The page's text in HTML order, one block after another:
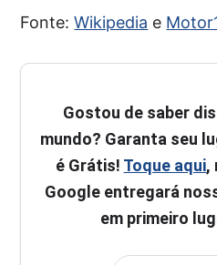
Fonte:Wikipedia e
Gostou de saber
mundo? Garanta seu
é Grátis! Toque aqui,
Google entregará
em primeiro